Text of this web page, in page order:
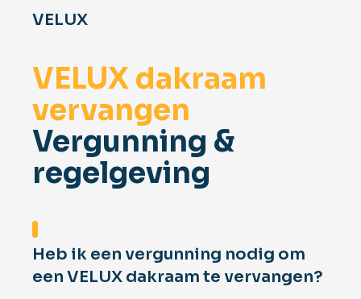
VELUX
VELUX dakraam
vervangen
Vergunning &
regelgeving
Heb ik een vergunning nodig om
een VELUX dakraam te vervangen?